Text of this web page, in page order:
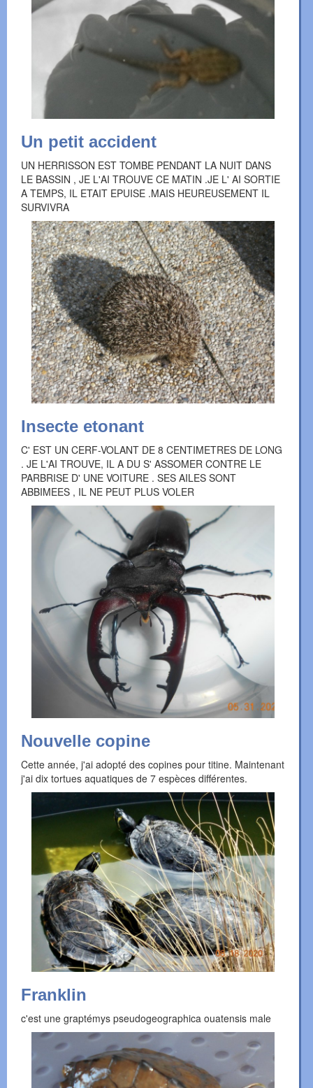
Un petit accident
UN HERRISSON EST TOMBE PENDANT LA NUIT DANS
LE BASSIN , JE L'AI TROUVE CE MATIN .JE L' AI SORTIE
A TEMPS, IL ETAIT EPUISE .MAIS HEUREUSEMENT IL
SURVIVRA
Insecte etonant
C' EST UN CERF-VOLANT DE 8 CENTIMETRES DE LONG
. JE L'AI TROUVE, IL A DU S' ASSOMER CONTRE LE
PARBRISE D' UNE VOITURE . SES AILES SONT
ABBIMEES , IL NE PEUT PLUS VOLER
Nouvelle copine
Cette année, j'ai adopté des copines pour titine. Maintenant
j'ai dix tortues aquatiques de 7 espèces différentes.
Franklin
c'est une graptémys pseudogeographica ouatensis male